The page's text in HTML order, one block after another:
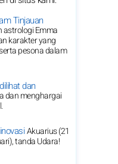
Tinjauan
astrologi Emma
karakter yang
pesona dalam
dan
dan menghargai
Akuarius (21
tanda Udara!